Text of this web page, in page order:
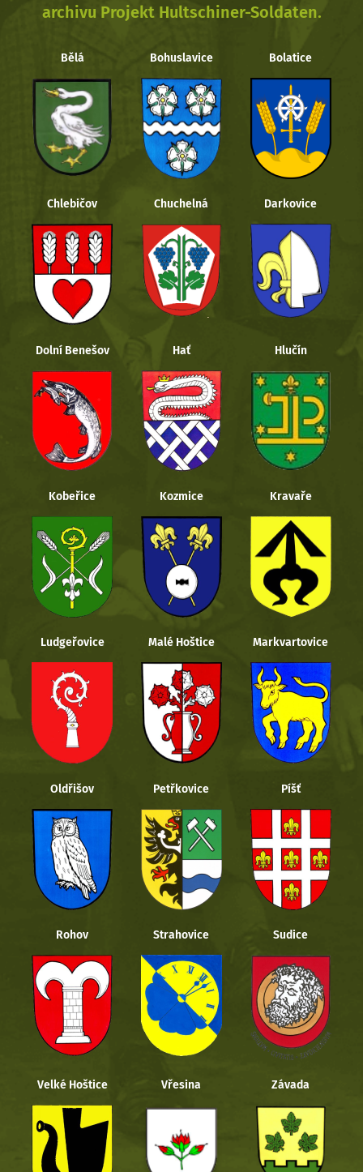
archivu Projekt Hultschiner-Soldaten.
Bělá Bohuslavice Bolatice
Chlebičov Chuchelná Darkovice
Dolní Benešov Hať Hlučín
Kobeřice Kozmice Kravaře
Ludgeřovice Malé Hoštice Markvartovice
Oldřišov Petřkovice Píšť
Rohov Strahovice Sudice
Velké Hoštice Vřesina Závada